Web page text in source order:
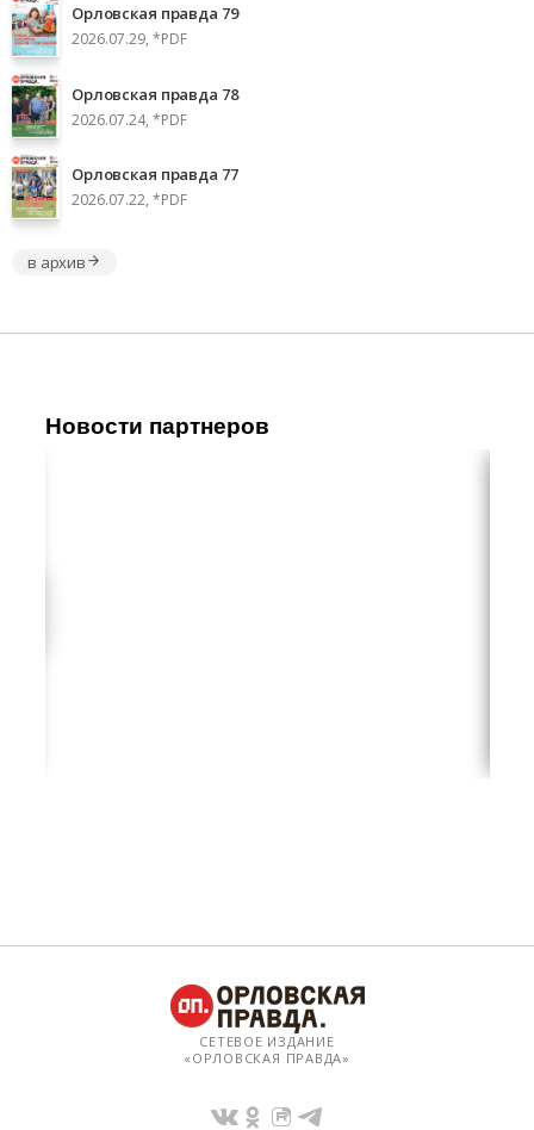
Орловская правда 79
2026.07.29, *PDF
Орловская правда 78
2026.07.24, *PDF
Орловская правда 77
2026.07.22, *PDF
в архив
Новости партнеров
СЕТЕВОЕ ИЗДАНИЕ
«ОРЛОВСКАЯ ПРАВДА»